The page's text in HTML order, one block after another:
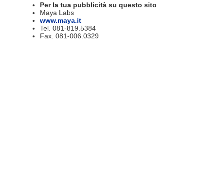
Per la tua pubblicità su questo sito
Maya Labs
www.maya.it
Tel. 081-819.5384
Fax. 081-006.0329